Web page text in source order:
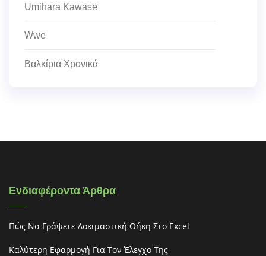
Umihara Kawase
Wwe
Βαλκίρια Χρονικά
Ενδιαφέροντα Άρθρα
Πώς Να Γράψετε Δοκιμαστική Θήκη Στο Excel
Καλύτερη Εφαρμογή Για Τον Έλεγχο Της